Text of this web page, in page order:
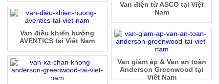
Van điện từ ASCO tại Việt
Nam
Van điều khiển hướng
AVENTICS tại Việt Nam
Van giảm áp & Van an toàn
Anderson Greenwood tại
Việt Nam